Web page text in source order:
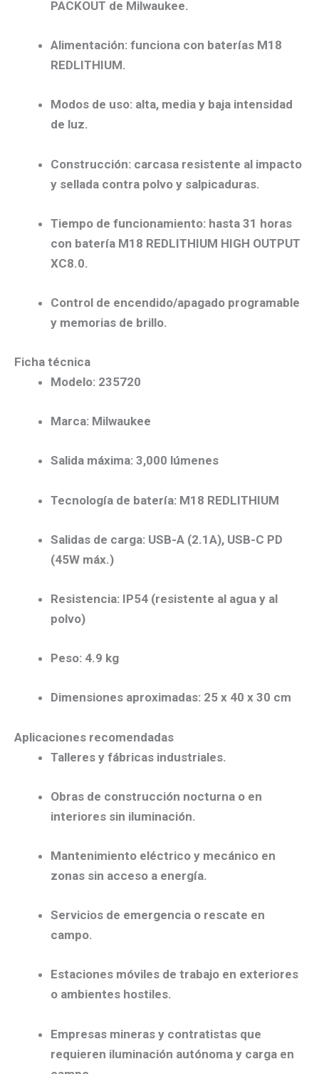
PACKOUT de Milwaukee.
Alimentación: funciona con baterías M18
REDLITHIUM.
Modos de uso: alta, media y baja intensidad
de luz.
Construcción: carcasa resistente al impacto
y sellada contra polvo y salpicaduras.
Tiempo de funcionamiento: hasta 31 horas
con batería M18 REDLITHIUM HIGH OUTPUT
XC8.0.
Control de encendido/apagado programable
y memorias de brillo.
Ficha técnica
Modelo: 235720
Marca: Milwaukee
Salida máxima: 3,000 lúmenes
Tecnología de batería: M18 REDLITHIUM
Salidas de carga: USB-A (2.1A), USB-C PD
(45W máx.)
Resistencia: IP54 (resistente al agua y al
polvo)
Peso: 4.9 kg
Dimensiones aproximadas: 25 x 40 x 30 cm
Aplicaciones recomendadas
Talleres y fábricas industriales.
Obras de construcción nocturna o en
interiores sin iluminación.
Mantenimiento eléctrico y mecánico en
zonas sin acceso a energía.
Servicios de emergencia o rescate en
campo.
Estaciones móviles de trabajo en exteriores
o ambientes hostiles.
Empresas mineras y contratistas que
requieren iluminación autónoma y carga en